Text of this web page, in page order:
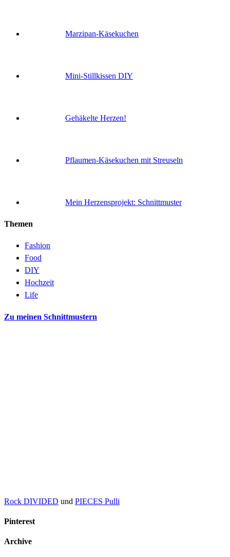
Marzipan-Käsekuchen
Mini-Stillkissen DIY
Gehäkelte Herzen!
Pflaumen-Käsekuchen mit Streuseln
Mein Herzensprojekt: Schnittmuster
Themen
Fashion
Food
DIY
Hochzeit
Life
Zu meinen Schnittmustern
Rock DIVIDED und PIECES Pulli
Pinterest
Archive